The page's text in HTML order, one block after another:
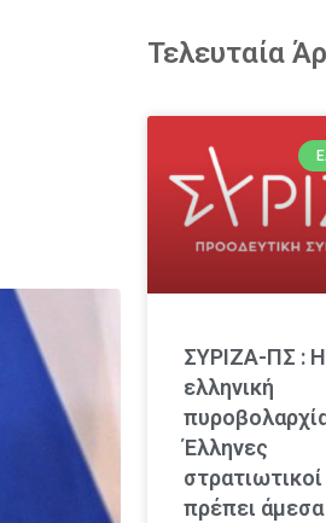
Τελευταία
ΣΥΡΙΖΑ-ΠΣ : Η
ελληνική
Έλληνες
στρατιωτικοί
πρέπει άμεσα